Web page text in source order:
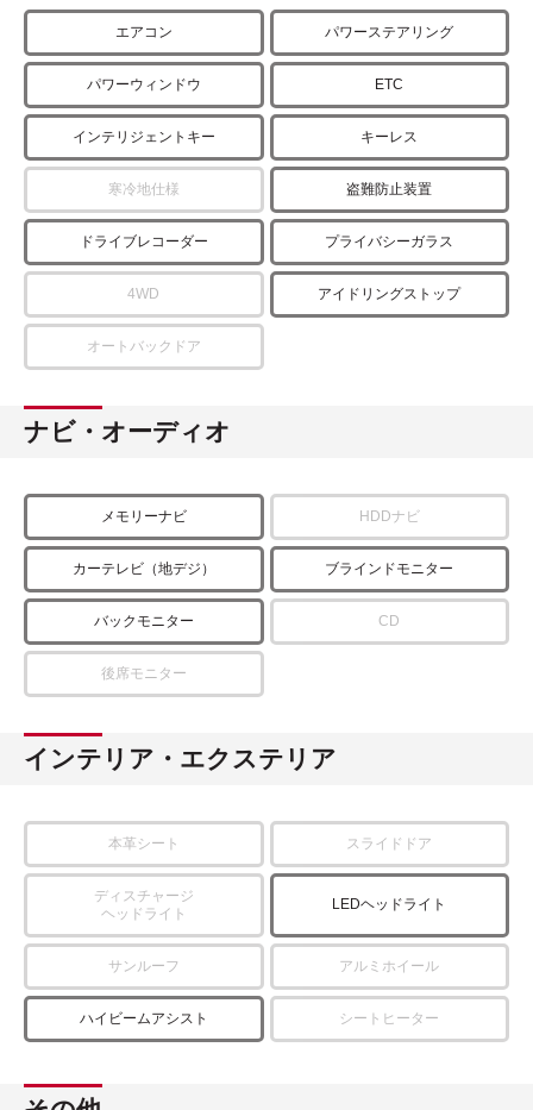
エアコン パワーステアリング
パワーウィンドウ ETC
インテリジェントキー キーレス
寒冷地仕様 盗難防止装置
ドライブレコーダー プライバシーガラス
4WD アイドリングストップ
オートバックドア
ナビ・オーディオ
メモリーナビ HDDナビ
カーテレビ（地デジ） ブラインドモニター
バックモニター CD
後席モニター
インテリア・エクステリア
本革シート スライドドア
ディスチャージ
ヘッドライト
LEDヘッドライト
サンルーフ アルミホイール
ハイビームアシスト シートヒーター